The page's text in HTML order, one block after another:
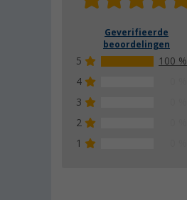
Geverifieerde
beoordelingen
5
100 %
4
3
2
1